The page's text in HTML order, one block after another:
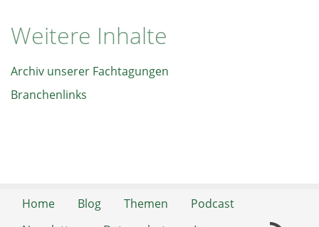
Weitere Inhalte
Archiv unserer Fachtagungen
Branchenlinks
Home Blog Themen
Podcast